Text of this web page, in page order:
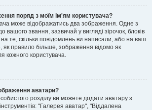
поряд з моїм ім'ям користувача?
може відображатись два зображення. Одне з
вашого звання, зазвичай у вигляді зірочок, блоків
на те, скільки повідомлень ви написали, або на ваш
як правило більше, зображення відомо як
кожного користувача.
аватари?
розділу ви можете додати аватару з
"Галерея аватар", "Віддалена